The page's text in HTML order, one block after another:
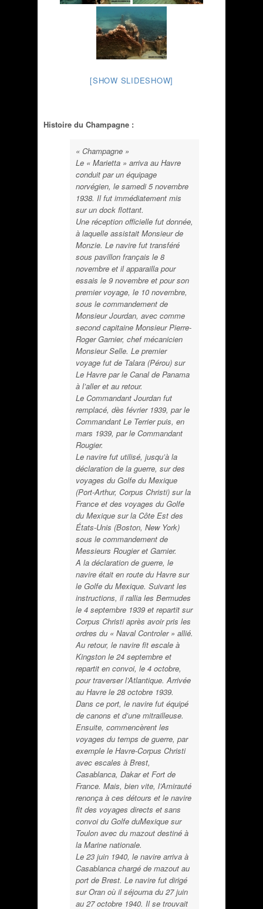
[SHOW SLIDESHOW]
Histoire du Champagne :
« Champagne »
Le « Marietta » arriva au Havre
conduit par un équipage
norvégien, le samedi 5 novembre
1938. Il fut immédiatement mis
sur un dock flottant.
Une réception officielle fut donnée,
à laquelle assistait Monsieur de
Monzie. Le navire fut transféré
sous pavillon français le 8
novembre et il apparailla pour
essais le 9 novembre et pour son
premier voyage, le 10 novembre,
sous le commandement de
Monsieur Jourdan, avec comme
second capitaine Monsieur Pierre-
Roger Garnier, chef mécanicien
Monsieur Selle. Le premier
voyage fut de Talara (Pérou) sur
Le Havre par le Canal de Panama
à l’aller et au retour.
Le Commandant Jourdan fut
remplacé, dès février 1939, par le
Commandant Le Terrier puis, en
mars 1939, par le Commandant
Rougier.
Le navire fut utilisé, jusqu’à la
déclaration de la guerre, sur des
voyages du Golfe du Mexique
(Port-Arthur, Corpus Christi) sur la
France et des voyages du Golfe
du Mexique sur la Côte Est des
États-Unis (Boston, New York)
sous le commandement de
Messieurs Rougier et Garnier.
A la déclaration de guerre, le
navire était en route du Havre sur
le Golfe du Mexique. Suivant les
instructions, il rallia les Bermudes
le 4 septembre 1939 et repartit sur
Corpus Christi après avoir pris les
ordres du « Naval Controler » allié.
Au retour, le navire fit escale à
Kingston le 24 septembre et
repartit en convoi, le 4 octobre,
pour traverser l’Atlantique. Arrivée
au Havre le 28 octobre 1939.
Dans ce port, le navire fut équipé
de canons et d’une mitrailleuse.
Ensuite, commencèrent les
voyages du temps de guerre, par
exemple le Havre-Corpus Christi
avec escales à Brest,
Casablanca, Dakar et Fort de
France. Mais, bien vite, l’Amirauté
renonça à ces détours et le navire
fit des voyages directs et sans
convoi du Golfe duMexique sur
Toulon avec du mazout destiné à
la Marine nationale.
Le 23 juin 1940, le navire arriva à
Casablanca chargé de mazout au
port de Brest. Le navire fut dirigé
sur Oran où il séjourna du 27 juin
au 27 octobre 1940. Il se trouvait